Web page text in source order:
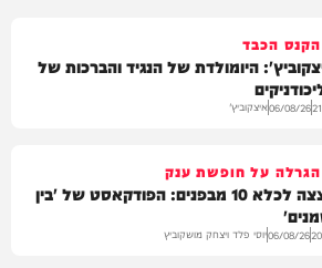
הקנס הכבד
היומולדת של הנגיד והברכות של
06/08/26איצקוביץ'
הגרלה על חופשת ענק
הצצה לכלא 10 מבפנים: הפודקאסט של 'בין
06/08/26יוסי פלד ויצחק מושקוביץ